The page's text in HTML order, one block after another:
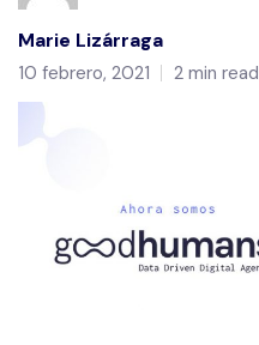
Marie Lizárraga
10 febrero, 2021 2 min read